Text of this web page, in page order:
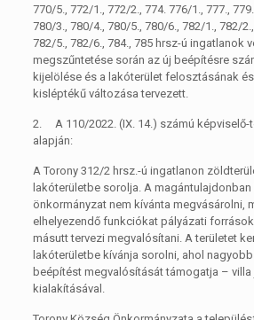
770/5., 772/1., 772/2., 774. 776/1., 777.,
780/3., 780/4., 780/5., 780/6., 782/1., 782/
782/5., 782/6., 784., 785 hrsz-ú ingatlanok
megszűntetése során az új beépítésre
kijelölése és a lakóterület felosztásának
kisléptékű változása tervezett.
2. A 110/2022. (IX. 14.) számú képviselő-
alapján:
A Torony 312/2 hrsz.-ú ingatlanon
lakóterületbe sorolja. A
önkormányzat nem kívánta megvásárolni,
elhelyezendő funkciókat pályázati
másutt tervezi megvalósítani. A területet
lakóterületbe kívánja sorolni, ahol
beépítést megvalósítását támogatja –
kialakításával.